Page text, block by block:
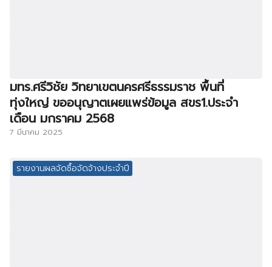
มทร.ศรีวิชัย วิทยาเขตนครศรีธรรมราช พื้นที่
ทุ่งใหญ่ ขออนุญาตเผยแพร่ข้อมูล สขร1.ประจำ
เดือน มกราคม 2568
7 มีนาคม 2025
รายงานผลจัดซื้อจัดจ้างประจำปี